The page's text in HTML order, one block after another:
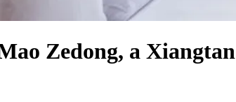
Zedong, a Xiangtan